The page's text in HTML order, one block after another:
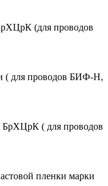
(для проводов
( для проводов БИФ-Н,
БрХЦрК ( для проводов
пленки марки